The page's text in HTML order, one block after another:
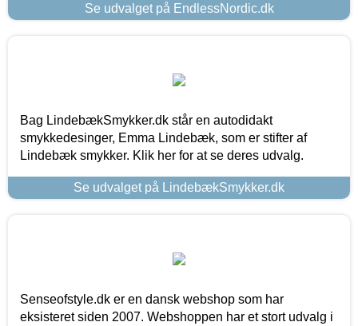
Se udvalget på EndlessNordic.dk
Bag LindebækSmykker.dk står en autodidakt
smykkedesinger, Emma Lindebæk, som er stifter af
Lindebæk smykker. Klik her for at se deres udvalg.
Se udvalget på LindebækSmykker.dk
Senseofstyle.dk er en dansk webshop som har
eksisteret siden 2007. Webshoppen har et stort udvalg i